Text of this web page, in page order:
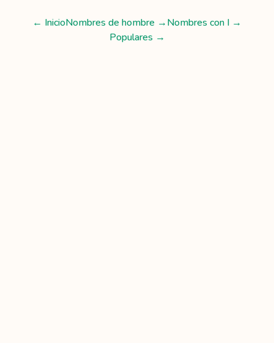
← InicioNombres de hombre →Nombres con I →
Populares →